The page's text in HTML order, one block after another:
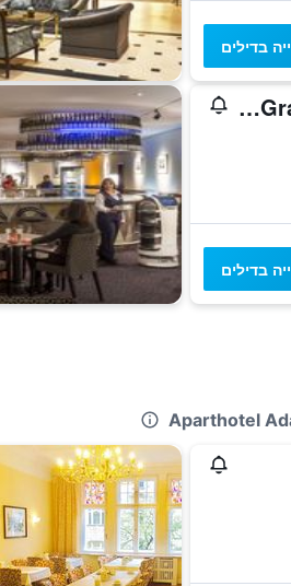
בדילים
Sheraton Berlin Grand Hotel Esplanade
בדילים